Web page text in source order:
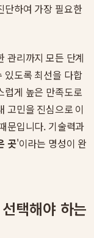
단하여 가장 필요한
관리까지 모든 단계
있도록 최선을 다합
럽게 높은 만족도로
고민을 진심으로 이
문입니다. 기술력과
곳'이라는 명성이 완
택해야 하는